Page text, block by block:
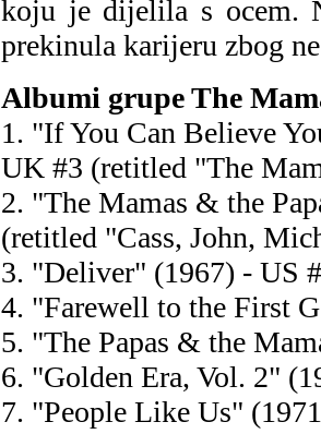
koju je dijelila s ocem.
prekinula karijeru zbog
Albumi grupe The
1. "If You Can Believe
UK #3 (retitled "The
2. "The Mamas & the
(retitled "Cass, John,
3. "Deliver" (1967) - US
4. "Farewell to the First
5. "The Papas & the
6. "Golden Era, Vol. 2"
7. "People Like Us"